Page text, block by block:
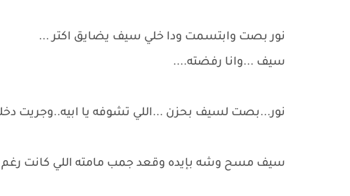
نور بصت وابتسمت ودا خلي سيف يضايق اكتر ...
سيف ...وانا رفضته....
نور...بصت لسيف بحزن ...اللي تشوفه يا ابيه..وجريت
سيف مسح وشه بإيده وقعد جمب مامته اللي كانت